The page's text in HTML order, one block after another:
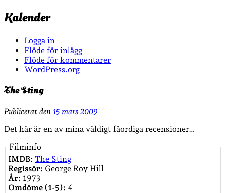
Kalender
Logga in
Flöde för inlägg
Flöde för kommentarer
WordPress.org
The Sting
Publicerat den 15 mars 2009
Det här är en av mina väldigt fåordiga recensioner…
Filminfo
IMDB: The Sting
Regissör: George Roy Hill
År: 1973
Omdöme (1-5): 4